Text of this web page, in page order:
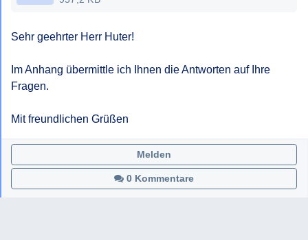
Sehr geehrter Herr Huter!
Im Anhang übermittle ich Ihnen die Antworten auf Ihre
Fragen.
Mit freundlichen Grüßen
0 Kommentare
Melden